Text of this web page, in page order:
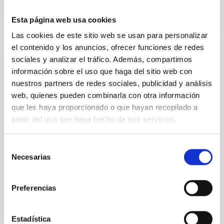
Esta página web usa cookies
Las cookies de este sitio web se usan para personalizar
el contenido y los anuncios, ofrecer funciones de redes
sociales y analizar el tráfico. Además, compartimos
información sobre el uso que haga del sitio web con
nuestros partners de redes sociales, publicidad y análisis
web, quienes pueden combinarla con otra información
que les haya proporcionado o que hayan recopilado a
partir del uso que haya hecho de sus servicios.
Necesarias
Preferencias
Estadística
PUBLICACIÓN
Discovery of Four Apparently Cold Dusty
Galaxies at z = 3.62─5.85 in the COSMOS
Field: Direct Evidence of Cosmic
Microwave Background Impact on High-
redshift Galaxy Observables
We report Atacama Large Millimeter Array (ALMA)
observations of four high-redshift dusty star-forming